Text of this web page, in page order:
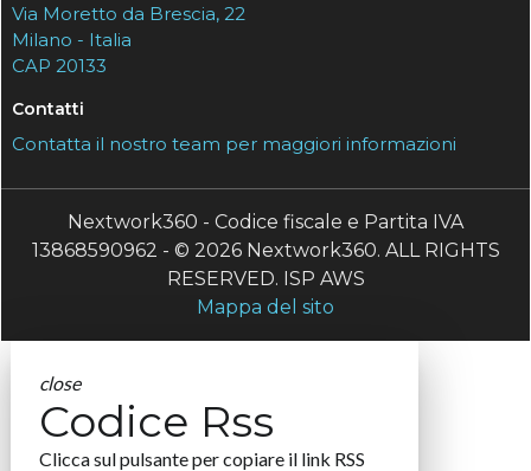
Via Moretto da Brescia, 22
Milano - Italia
CAP 20133
Contatti
Contatta il nostro team per maggiori informazioni
Nextwork360 - Codice fiscale e Partita IVA
13868590962 - © 2026 Nextwork360. ALL RIGHTS
RESERVED. ISP AWS
Mappa del sito
close
Codice Rss
Clicca sul pulsante per copiare il link RSS